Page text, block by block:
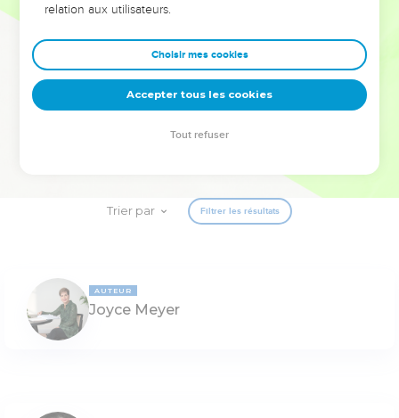
Dans cette conférence, leaders, entrepreneurs, et responsables
clés pour avancer avec plus de sagesse afin que leurs erreurs
deviennent vos tremplins. Que vous guidiez un ministère, une
équipe, un groupe ou une famille, leur expérience est faite
pour vous.
Trier par Filtrer les résultats
AUTEUR
Joyce Meyer
relation aux utilisateurs.
Choisir mes cookies
Accepter tous les cookies
Tout refuser